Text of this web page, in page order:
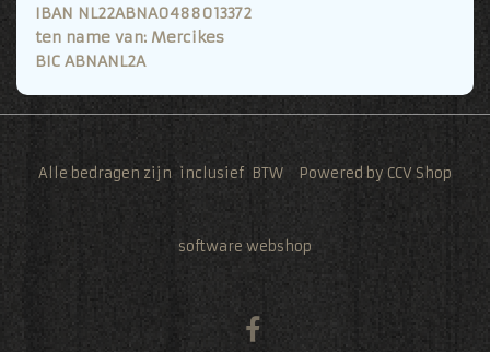
IBAN NL22ABNA0488013372
ten name van: Mercikes
BIC ABNANL2A
Alle bedragen zijn inclusief BTW Powered by CCV Shop
software webshop